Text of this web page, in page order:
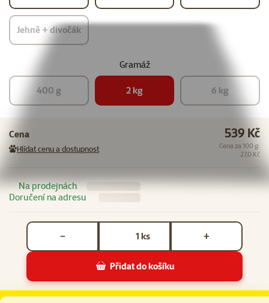
Jehně + divočák
Gramáž
400 g 2 kg 6 kg
Cena
Hlídat cenu a dostupnost
539 Kč
Cena za 100 g:
27,0 Kč
Na prodejnách
Doručení na adresu
ks
− +
Přidat do košíku